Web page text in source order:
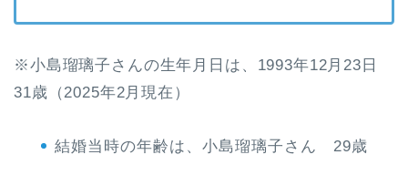
※小島瑠璃子さんの生年月日は、1993年12月23日
31歳（2025年2月現在）
結婚当時の年齢は、小島瑠璃子さん 29歳